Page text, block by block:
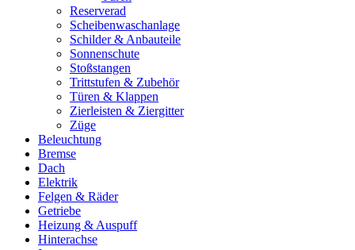
Reserverad
Scheibenwaschanlage
Schilder & Anbauteile
Sonnenschute
Stoßstangen
Trittstufen & Zubehör
Türen & Klappen
Zierleisten & Ziergitter
Züge
Beleuchtung
Bremse
Dach
Elektrik
Felgen & Räder
Getriebe
Heizung & Auspuff
Hinterachse